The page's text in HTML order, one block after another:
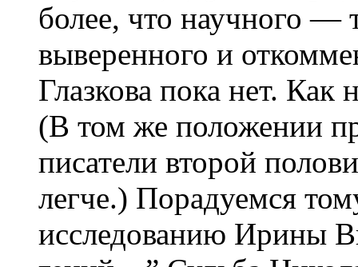
более, что научного —
выверенного и
Глазкова пока нет. Как
(В том же положении
писатели второй
легче.) Порадуемся
исследованию Ирины